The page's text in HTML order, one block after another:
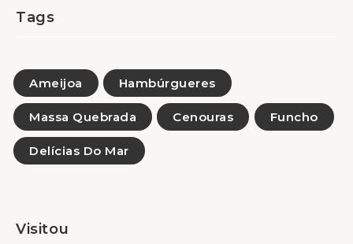
Tags
Ameijoa Hambúrgueres
Massa Quebrada Cenouras Funcho
Delícias Do Mar
Visitou